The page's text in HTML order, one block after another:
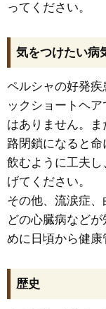
ってください。
気をつけたい病
ペルシャの好発
ックショートヘ
はありません。
路閉鎖になると
飲むように工夫
げてください。
その他、流涙症
どの心臓病など
めに日頃から健康
歴史